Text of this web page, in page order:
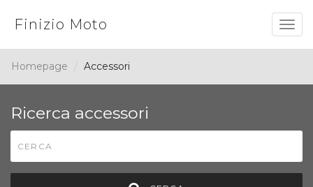
Finizio Moto
Homepage Accessori
Ricerca accessori